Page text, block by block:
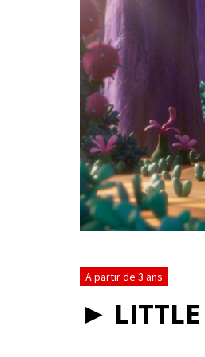
A partir de 3 ans
► LITTLE